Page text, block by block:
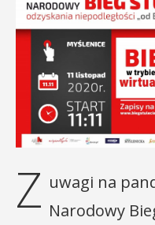
Z uwagi na
Narodowy